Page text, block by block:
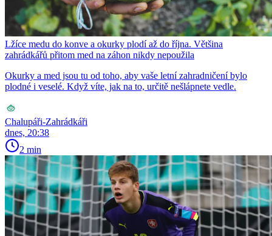
Lžíce medu do konve a okurky plodí až do října. Většina
zahrádkářů přitom med na záhon nikdy nepoužila
Okurky a med jsou tu od toho, aby vaše letní zahradničení bylo
plodné i veselé. Když víte, jak na to, určitě nešlápnete vedle.
Chalupáři-Zahrádkáři
dnes, 20:38
2 min